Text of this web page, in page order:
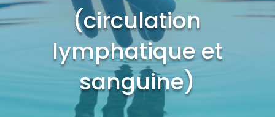
(circulation
lymphatique et
sanguine)